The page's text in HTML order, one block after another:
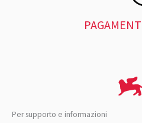
Per supporto e informazioni